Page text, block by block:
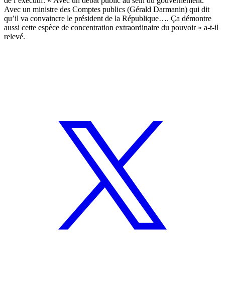
Avec un ministre des Comptes publics (Gérald Darmanin) qui dit
qu’il va convaincre le président de la République…. Ça démontre
aussi cette espèce de concentration extraordinaire du pouvoir » a-t-il
relevé.